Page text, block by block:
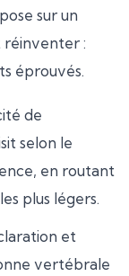
sur un
réinventer :
éprouvés.
de
selon le
en routant
plus légers.
et
vertébrale